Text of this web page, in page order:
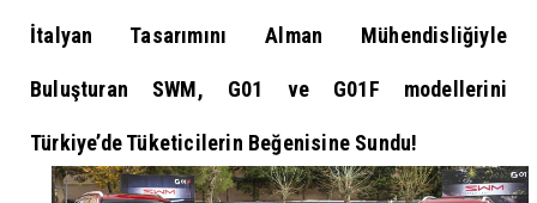
İtalyan Tasarımını Alman Mühendisliğiyle
Buluşturan SWM, G01 ve G01F modellerini
Türkiye’deTüketicilerin Beğenisine Sundu!